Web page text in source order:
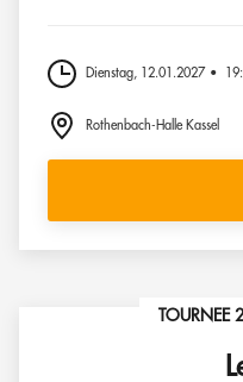
Dienstag, 12.01.2027
Rothenbach-Halle Kassel
TOURNEE